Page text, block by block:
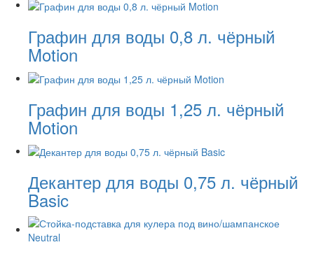
Графин для воды 0,8 л. чёрный
Motion
Графин для воды 1,25 л. чёрный
Motion
Декантер для воды 0,75 л. чёрный
Basic